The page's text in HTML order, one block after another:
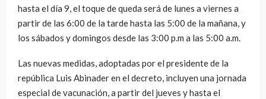
hasta el día 9, el toque de queda será de lunes a viernes a
partir de las 6:00 de la tarde hasta las 5:00 de la mañana, y
los sábados y domingos desde las 3:00 p.m a las 5:00 a.m.
Las nuevas medidas, adoptadas por el presidente de la
república Luis Abinader en el decreto, incluyen una jornada
especial de vacunación, a partir del jueves y hasta el